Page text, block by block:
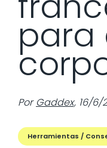
para
Por Gaddex, 16/6/
Herramientas /